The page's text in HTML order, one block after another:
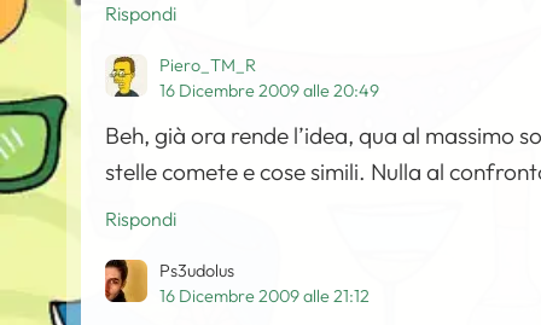
Rispondi
Piero_TM_R
16 Dicembre 2009 alle 20:49
Beh, già ora rende l’idea, qua al massimo
stelle comete e cose simili. Nulla al
Rispondi
Ps3udolus
16 Dicembre 2009 alle 21:12